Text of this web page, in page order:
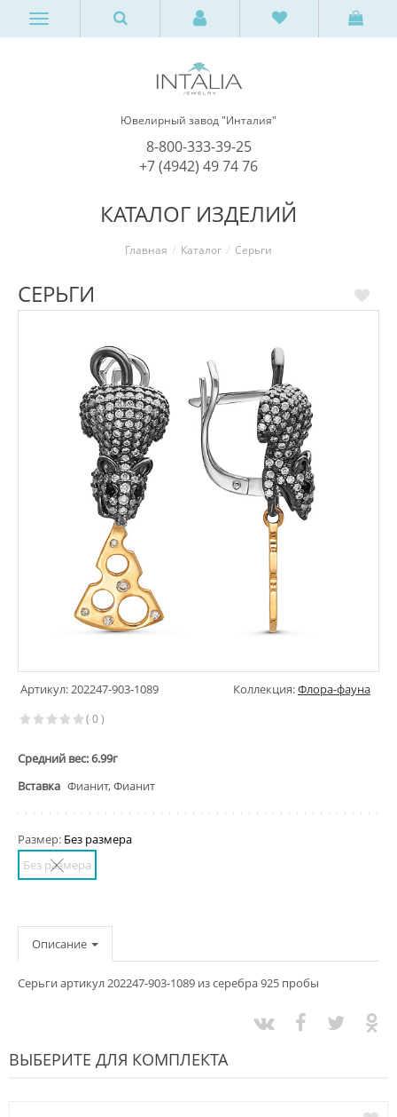
Ювелирный завод "Инталия"
8-800-333-39-25
+7 (4942) 49 74 76
КАТАЛОГ ИЗДЕЛИЙ
Главная Каталог Серьги
СЕРЬГИ
Артикул: 202247-903-1089 Коллекция:Флора-фауна
( 0 )
Средний вес: 6.99г
Вставка Фианит, Фианит
Размер: Без размера
Без размера
Описание
Серьги артикул 202247-903-1089 из серебра 925 пробы
ВЫБЕРИТЕ ДЛЯ КОМПЛЕКТА